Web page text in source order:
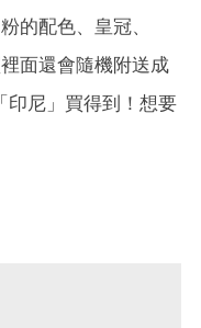
的配色、皇冠、
面還會隨機附送成
印尼」買得到！想要